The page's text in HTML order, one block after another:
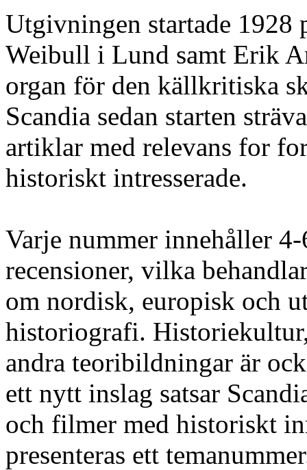
Utgivningen startade
Weibull i Lund samt Erik
organ för den källkritiska
Scandia sedan starten
artiklar med relevans for
historiskt intresserade.
Varje nummer innehåller
recensioner, vilka
om nordisk, europisk och
historiografi.
andra teoribildningar är
ett nytt inslag satsar
och filmer med historiskt
presenteras ett